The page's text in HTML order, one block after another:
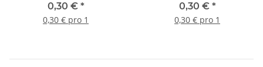
0,30 € *
0,30 € pro 1
0,30 € *
0,30 € pro 1